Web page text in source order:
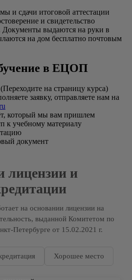
и сдачи итоговой аттестации
и свидетельство
Документы выдаются на руки в
на дом бесплатно почтовым
в ЕЦОП
на страницу курса)
заявку, отправляете нам на
который мы вам пришлем
к учебному материалу
документ
и
на основании лицензии на
выданной Комитетом по
Петербурге от 15.02.2021 г.
Хорошее место